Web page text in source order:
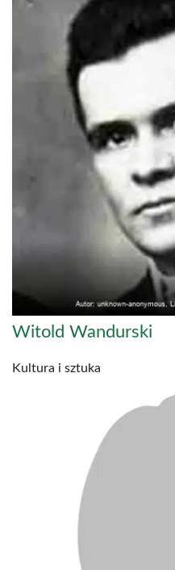
Witold Wandurski
Kultura i sztuka